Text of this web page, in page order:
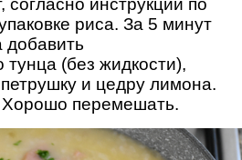
риса. За 5 минут
добавить
тунца (без жидкости),
и цедру лимона.
Хорошо перемешать.